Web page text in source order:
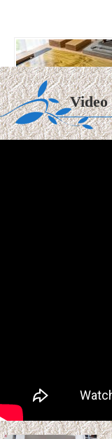
cấp, gỗ Bách Xanh
các ...
Video